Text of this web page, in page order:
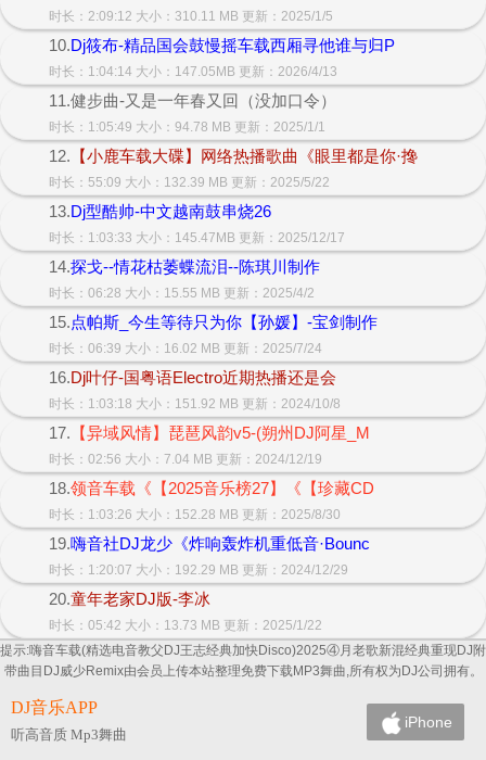
时长：2:09:12 大小：310.11 MB 更新：2025/1/5
10.Dj筱布-精品国会鼓慢摇车载西厢寻他谁与归P
时长：1:04:14 大小：147.05MB 更新：2026/4/13
11.健步曲-又是一年春又回（没加口令）
时长：1:05:49 大小：94.78 MB 更新：2025/1/1
12. 【小鹿车载大碟】网络热播歌曲《眼里都是你·搀
时长：55:09 大小：132.39 MB 更新：2025/5/22
13.Dj型酷帅-中文越南鼓串烧26
时长：1:03:33 大小：145.47MB 更新：2025/12/17
14.探戈--情花枯萎蝶流泪--陈琪川制作
时长：06:28 大小：15.55 MB 更新：2025/4/2
15.点帕斯_今生等待只为你【孙媛】-宝剑制作
时长：06:39 大小：16.02 MB 更新：2025/7/24
16.Dj叶仔-国粤语Electro近期热播还是会
时长：1:03:18 大小：151.92 MB 更新：2024/10/8
17. 【异域风情】琵琶风韵v5-(朔州DJ阿星_M
时长：02:56 大小：7.04 MB 更新：2024/12/19
18.领音车载《【2025音乐榜27】《【珍藏CD
时长：1:03:26 大小：152.28 MB 更新：2025/8/30
19.嗨音社DJ龙少《炸响轰炸机重低音·Bounc
时长：1:20:07 大小：192.29 MB 更新：2024/12/29
20.童年老家DJ版-李冰
时长：05:42 大小：13.73 MB 更新：2025/1/22
提示:嗨音车载(精选电音教父DJ王志经典加快Disco)2025④月老歌新混经典重现DJ附
带曲目DJ威少Remix由会员上传本站整理免费下载MP3舞曲,所有权为DJ公司拥有。
DJ音乐APP
听高音质 Mp3舞曲
iPhone